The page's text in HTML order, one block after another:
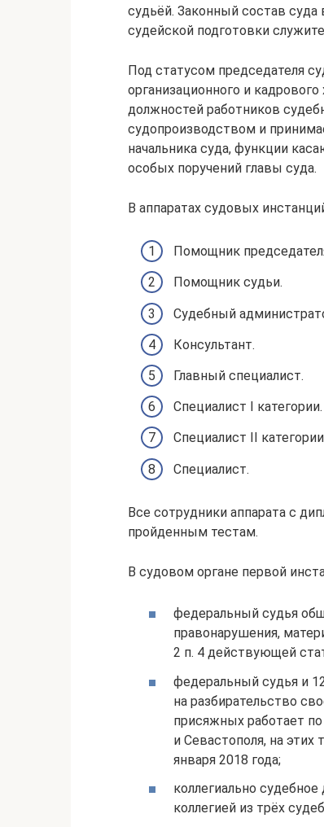
судьёй. Законный состав суда
судейской подготовки
Под статусом председателя
организационного и
должностей работников
судопроизводством и
начальника суда, функции
особых поручений главы суда.
В аппаратах судовых
Помощник
Помощник судьи.
Судебный
Консультант.
Главный специалист.
Специалист I категории.
Специалист II
Специалист.
Все сотрудники аппарата с
пройденным тестам.
В судовом органе первой
федеральный судья
правонарушения,
2 п. 4 действующей
федеральный судья и
на разбирательство
присяжных работает
и Севастополя, на
января 2018 года;
коллегиально
коллегией из трёх